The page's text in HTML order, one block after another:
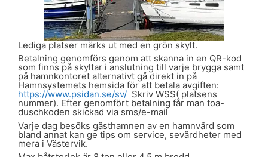
Lediga platser märks ut med en grön skylt.
Betalning genomförs genom att skanna in en QR-kod
som finns på skyltar i anslutning till varje brygga samt
på hamnkontoret alternativt gå direkt in på
Hamnsystemets hemsida för att betala avgiften:
https://www.psidan.se/sv/ Skriv WSS( platsens
nummer). Efter genomfört betalning får man toa-
duschkoden skickad via sms/e-mail
Varje dag besöks gästhamnen av en hamnvärd som
bland annat kan ge tips om service, sevärdheter med
mera i Västervik.